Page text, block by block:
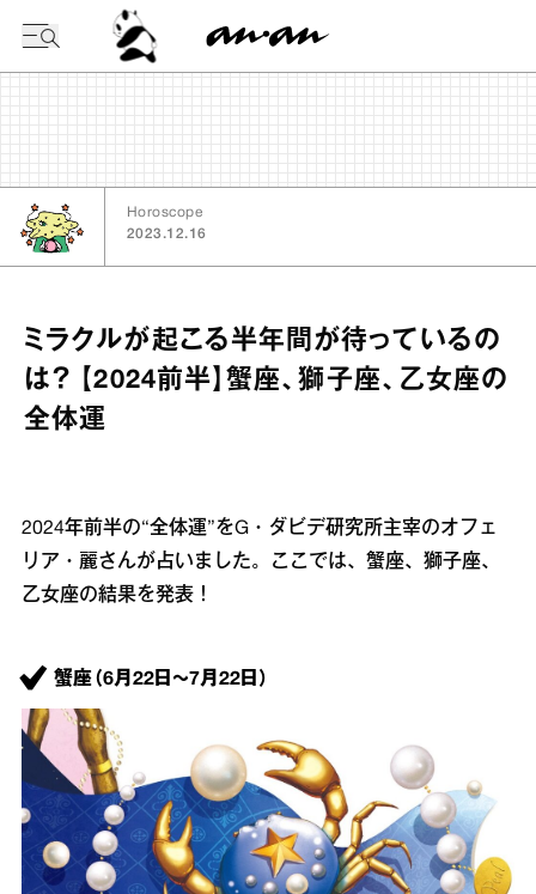
Horoscope
2023.12.16
ミラクルが起こる半年間が待っているの
は？ 【2024前半】蟹座、獅子座、乙女座の
全体運
2024年前半の“全体運”をG・ダビデ研究所主宰のオフェ
リア・麗さんが占いました。ここでは、蟹座、獅子座、
乙女座の結果を発表！
蟹座（6月22日～7月22日）